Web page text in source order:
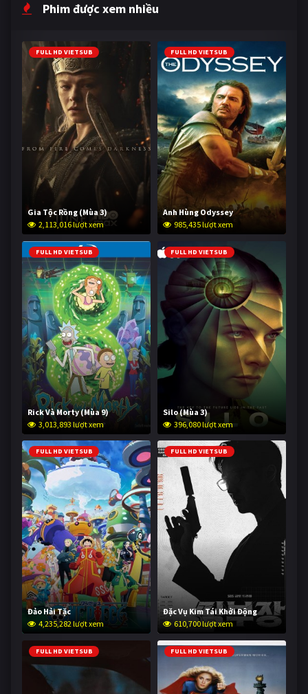
Phim được xem nhiều
FULL HD VIETSUB
Gia Tộc Rồng (Mùa 3)
2,113,016 lượt xem
FULL HD VIETSUB
Anh Hùng Odyssey
985,435 lượt xem
FULL HD VIETSUB
Rick Và Morty (Mùa 9)
3,013,893 lượt xem
FULL HD VIETSUB
Silo (Mùa 3)
396,080 lượt xem
FULL HD VIETSUB
Đảo Hải Tặc
4,235,282 lượt xem
FULL HD VIETSUB
Đặc Vụ Kim Tái Khởi Động
610,700 lượt xem
FULL HD VIETSUB FULL HD VIETSUB